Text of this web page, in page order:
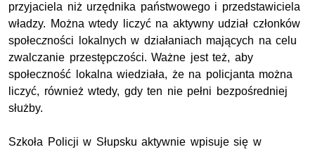
przyjaciela niż urzędnika państwowego i przedstawiciela
władzy. Można wtedy liczyć na aktywny udział członków
społeczności lokalnych w działaniach mających na celu
zwalczanie przestępczości. Ważne jest też, aby
społeczność lokalna wiedziała, że na policjanta można
liczyć, również wtedy, gdy ten nie pełni bezpośredniej
służby.
Szkoła Policji w Słupsku aktywnie wpisuje się w